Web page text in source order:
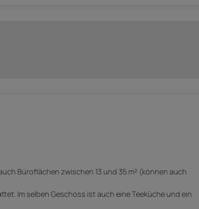
Büroflächen zwischen 13 und 35 m² (können auch
Im selben Geschoss ist auch eine Teeküche und ein